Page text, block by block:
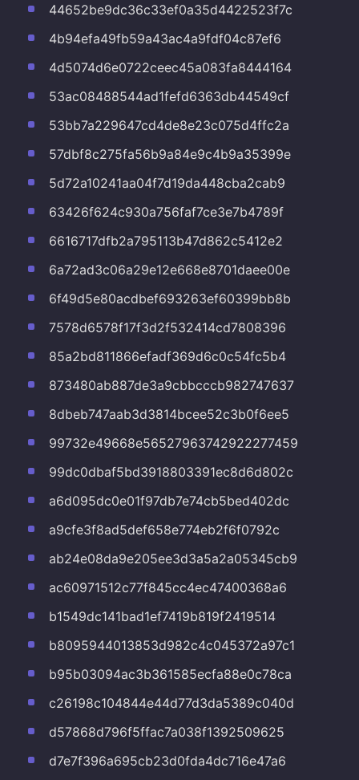
44652be9dc36c33ef0a35d4422523f7c
4b94efa49fb59a43ac4a9fdf04c87ef6
4d5074d6e0722ceec45a083fa8444164
53ac08488544ad1fefd6363db44549cf
53bb7a229647cd4de8e23c075d4ffc2a
57dbf8c275fa56b9a84e9c4b9a35399e
5d72a10241aa04f7d19da448cba2cab9
63426f624c930a756faf7ce3e7b4789f
6616717dfb2a795113b47d862c5412e2
6a72ad3c06a29e12e668e8701daee00e
6f49d5e80acdbef693263ef60399bb8b
7578d6578f17f3d2f532414cd7808396
85a2bd811866efadf369d6c0c54fc5b4
873480ab887de3a9cbbcccb982747637
8dbeb747aab3d3814bcee52c3b0f6ee5
99732e49668e56527963742922277459
99dc0dbaf5bd3918803391ec8d6d802c
a6d095dc0e01f97db7e74cb5bed402dc
a9cfe3f8ad5def658e774eb2f6f0792c
ab24e08da9e205ee3d3a5a2a05345cb9
ac60971512c77f845cc4ec47400368a6
b1549dc141bad1ef7419b819f2419514
b8095944013853d982c4c045372a97c1
b95b03094ac3b361585ecfa88e0c78ca
c26198c104844e44d77d3da5389c040d
d57868d796f5ffac7a038f1392509625
d7e7f396a695cb23d0fda4dc716e47a6